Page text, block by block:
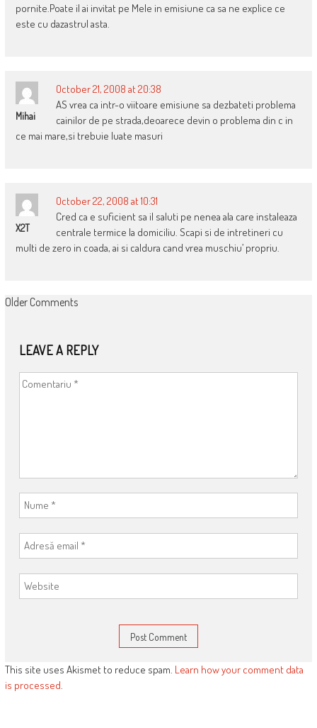
pornite.Poate il ai invitat pe Mele in emisiune ca sa ne explice ce
este cu dazastrul asta.
Mihai
October 21, 2008 at 20:38
AS vrea ca intr-o viitoare emisiune sa dezbateti problema
cainilor de pe strada,deoarece devin o problema din c in
ce mai mare,si trebuie luate masuri
X2T
October 22, 2008 at 10:31
Cred ca e suficient sa il saluti pe nenea ala care instaleaza
centrale termice la domiciliu. Scapi si de intretineri cu
multi de zero in coada, ai si caldura cand vrea muschiu’ propriu.
COMMENT
Older Comments
LEAVE A REPLY
This site uses Akismet to reduce spam. Learn how your comment data
is processed